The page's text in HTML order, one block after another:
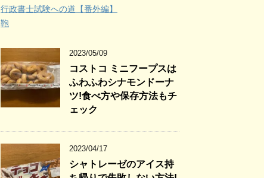
行政書士試験への道【番外編】
鞄
2023/05/09
コストコ ミニフープスは
ふわふわシナモンドーナ
ツ!食べ方や保存方法もチ
ェック
2023/04/17
シャトレーゼのアイス持